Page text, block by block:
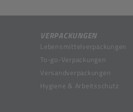
VERPACKUNGEN
Lebensmittelverpackungen
To-go-Verpackungen
Versandverpackungen
Hygiene & Arbeitsschutz